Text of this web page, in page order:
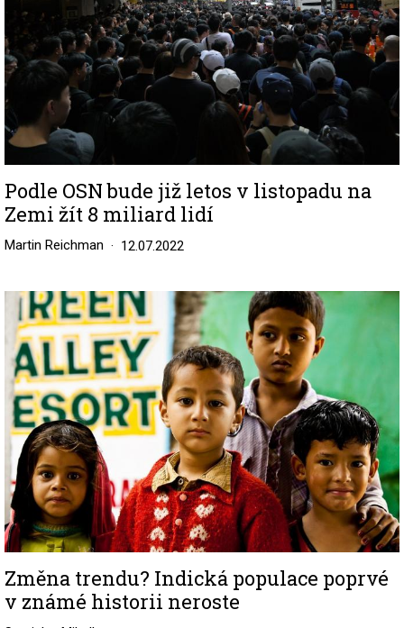
Podle OSN bude již letos v listopadu na
Zemi žít 8 miliard lidí
Martin Reichman 12.07.2022
Image
Změna trendu? Indická populace poprvé
v známé historii neroste